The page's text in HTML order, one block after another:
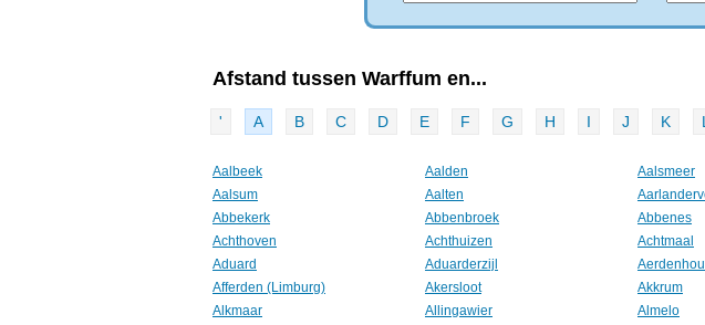
Afstand tussen Warffum en...
' A B C D E F G H I J K L
Aalbeek Aalden Aalsmeer
Aalsum
Aalten
Abbekerk
Abbenbroek Abbenes
Achthoven
Achthuizen Achtmaal
Aduard
Aduarderzijl
Afferden (Limburg)
Akersloot Akkrum
Alkmaar
Allingawier Almelo